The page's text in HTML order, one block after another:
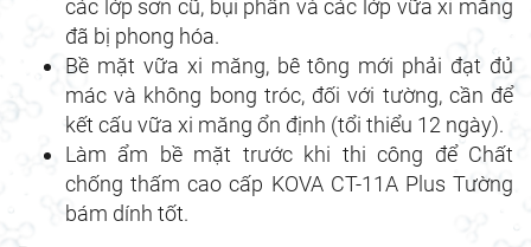
các lớp sơn cũ, bụi phấn và các lớp vữa xi măng
đã bị phong hóa.
Bề mặt vữa xi măng, bê tông mới phải đạt đủ
mác và không bong tróc, đối với tường, cần để
kết cấu vữa xi măng ổn định (tổi thiểu 12 ngày).
Làm ẩm bề mặt trước khi thi công để Chất
chống thấm cao cấp KOVA CT-11A Plus Tường
bám dính tốt.